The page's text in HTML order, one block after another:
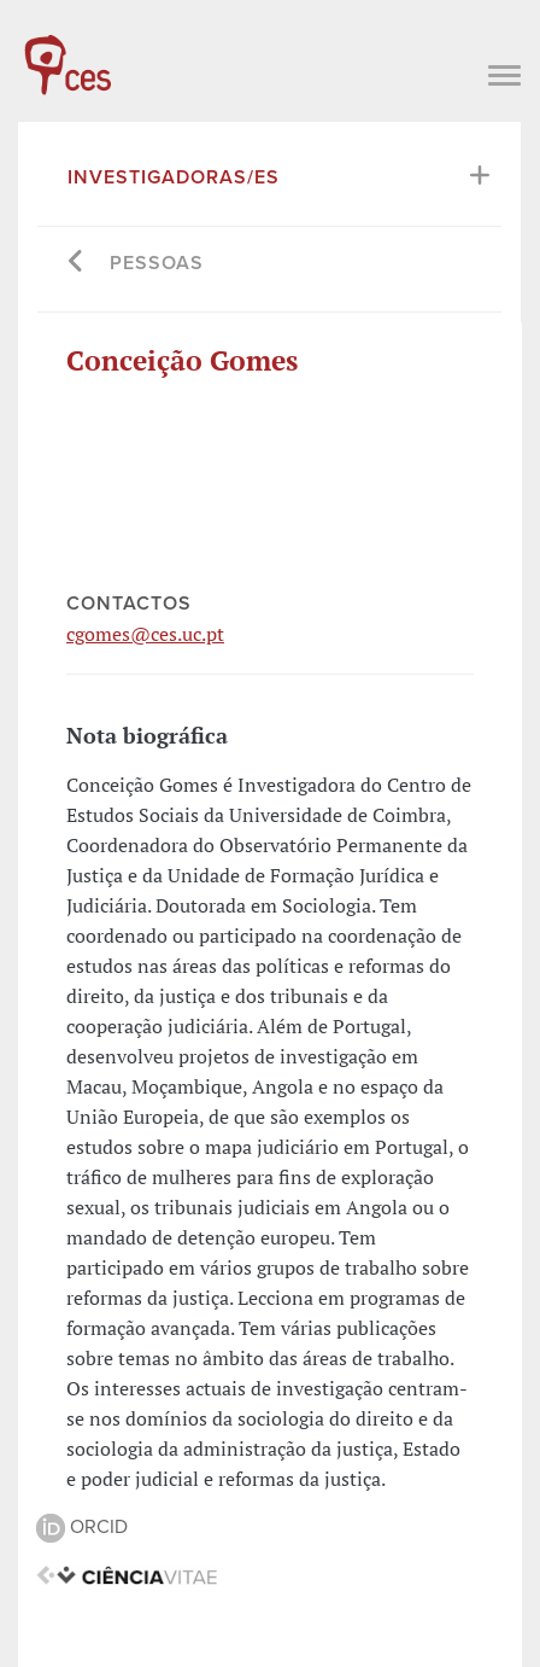
INVESTIGADORAS/ES
PESSOAS
Conceição Gomes
CONTACTOS
cgomes@ces.uc.pt
Nota biográfica
Conceição Gomes é Investigadora do Centro de
Estudos Sociais da Universidade de Coimbra,
Coordenadora do Observatório Permanente da
Justiça e da Unidade de Formação Jurídica e
Judiciária. Doutorada em Sociologia. Tem
coordenado ou participado na coordenação de
estudos nas áreas das políticas e reformas do
direito, da justiça e dos tribunais e da
cooperação judiciária. Além de Portugal,
desenvolveu projetos de investigação em
Macau, Moçambique, Angola e no espaço da
União Europeia, de que são exemplos os
estudos sobre o mapa judiciário em Portugal, o
tráfico de mulheres para fins de exploração
sexual, os tribunais judiciais em Angola ou o
mandado de detenção europeu. Tem
participado em vários grupos de trabalho sobre
reformas da justiça. Lecciona em programas de
formação avançada. Tem várias publicações
sobre temas no âmbito das áreas de trabalho.
Os interesses actuais de investigação centram-
se nos domínios da sociologia do direito e da
sociologia da administração da justiça, Estado
e poder judicial e reformas da justiça.
ORCID